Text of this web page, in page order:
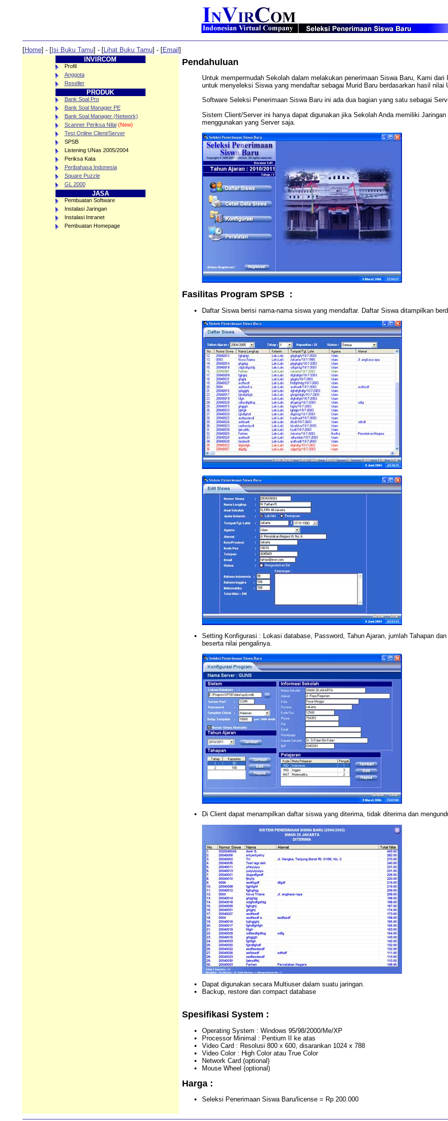
[Home] - [Isi Buku Tamu] - [Lihat Buku Tamu] - [Email ]
INVIRCOM
Profil
Anggota
Reseller
PRODUK
Bank Soal Pro
Bank Soal Manager PE
Bank Soal Manager (Network)
Scanner Periksa Nilai (New)
Test Online Client/Server
SPSB
Listening UNas 2005/2004
Periksa Kata
Peribahasa Indonesia
Square Puzzle
GL 2000
JASA
Pembuatan Software
Instalasi Jaringan
Instalasi Intranet
Pembuatan Homepage
Pendahuluan
Untuk mempermudah Sekolah dalam melakukan penerimaan Siswa Baru, Kami
untuk menyeleksi Siswa yang mendaftar sebagai Murid Baru berdasarkan hasil nilai
Software Seleksi Penerimaan Siswa Baru ini ada dua bagian yang satu sebagai
Sistem Client/Server ini hanya dapat digunakan jika Sekolah Anda memiliki
menggunakan yang Server saja.
Fasilitas Program SPSB :
Daftar Siswa berisi nama-nama siswa yang mendaftar. Daftar Siswa ditampilkan
Setting Konfigurasi : Lokasi database, Password, Tahun Ajaran, jumlah Tahapan
beserta nilai pengalinya.
Di Client dapat menampilkan daftar siswa yang diterima, tidak diterima dan
Dapat digunakan secara Multiuser dalam suatu jaringan.
Backup, restore dan compact database
Spesifikasi System :
Operating System : Windows 95/98/2000/Me/XP
Processor Minimal : Pentium II ke atas
Video Card : Resolusi 800 x 600, disarankan 1024 x 788
Video Color : High Color atau True Color
Network Card (optional)
Mouse Wheel (optional)
Harga :
Seleksi Penerimaan Siswa Baru/license = Rp 200.000